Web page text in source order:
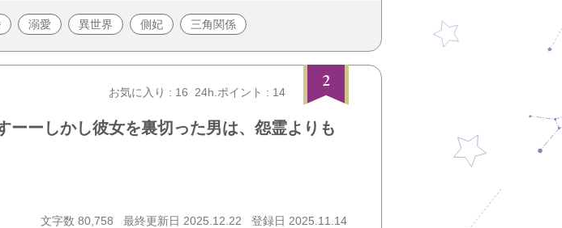
溺愛 異世界 側妃 三角関係
2
お気に入り : 16 24h.ポイント : 14
ーーしかし彼女を裏切った男は、怨霊よりも
文字数 80,758 最終更新日 2025.12.22 登録日 2025.11.14